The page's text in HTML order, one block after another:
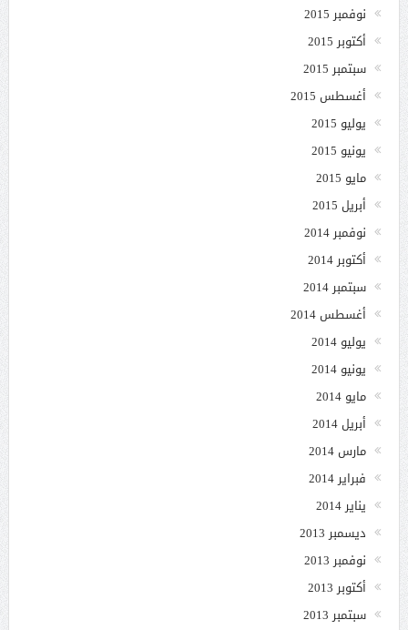
نوفمبر 2015
أكتوبر 2015
سبتمبر 2015
أغسطس 2015
يوليو 2015
يونيو 2015
مايو 2015
أبريل 2015
نوفمبر 2014
أكتوبر 2014
سبتمبر 2014
أغسطس 2014
يوليو 2014
يونيو 2014
مايو 2014
أبريل 2014
مارس 2014
فبراير 2014
يناير 2014
ديسمبر 2013
نوفمبر 2013
أكتوبر 2013
سبتمبر 2013